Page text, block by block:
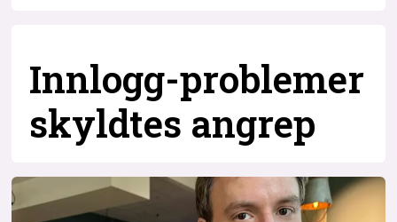
Innlogg-problemer
skyldtes angrep